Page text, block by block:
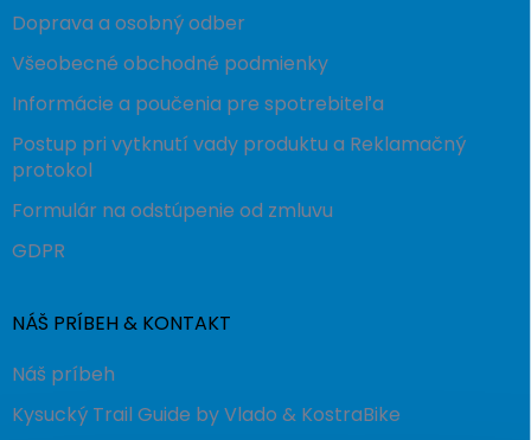
Doprava a osobný odber
Všeobecné obchodné podmienky
Informácie a poučenia pre spotrebiteľa
Postup pri vytknutí vady produktu a Reklamačný
protokol
Formulár na odstúpenie od zmluvu
GDPR
NÁŠ PRÍBEH & KONTAKT
Náš príbeh
Kysucký Trail Guide by Vlado & KostraBike